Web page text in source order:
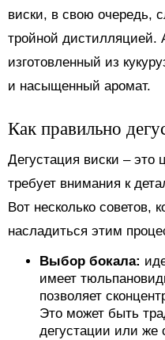
виски, в свою очередь,
тройной дистилляцией.
изготовленный из
и насыщенный аромат.
Как правильно
Дегустация виски – это
требует внимания к
Вот несколько советов,
насладиться этим
Выбор бокала:
имеет
позволяет
Это может быть
дегустации или же